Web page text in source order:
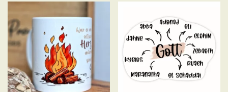
auf.
Die
Optionen
können
auf
auf.
Die
können